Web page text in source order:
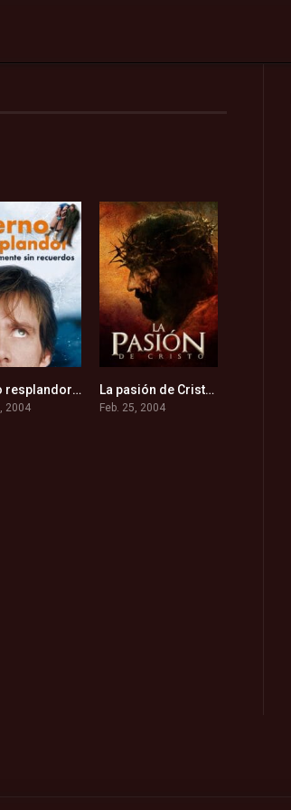
8.3Eterno resplandor de una mente sin recuerdos (2004)
2004
7.2La pasión de Cristo (2004)
Feb. 25, 2004